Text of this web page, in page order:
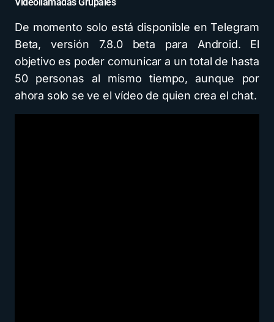
De momento solo está disponible en Telegram
Beta, versión 7.8.0 beta para Android. El
objetivo es poder comunicar a un total de hasta
50 personas al mismo tiempo, aunque por
ahora solo se ve el vídeo de quien crea el chat.